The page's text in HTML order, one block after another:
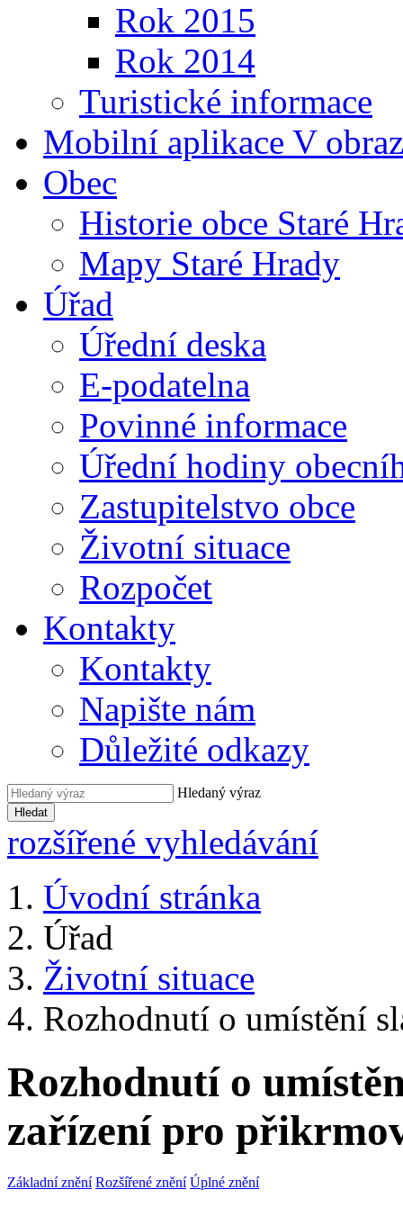
Rok 2015
Rok 2014
Turistické informace
Mobilní aplikace V
Obec
Historie obce Staré
Mapy Staré Hrady
Úřad
Úřední deska
E-podatelna
Povinné informace
Úřední hodiny
Zastupitelstvo obce
Životní situace
Rozpočet
Kontakty
Kontakty
Napište nám
Důležité odkazy
Hledaný výraz
Hledat
rozšířené vyhledávání
Úvodní stránka
Úřad
Životní situace
Rozhodnutí o umístění
Rozhodnutí o
zařízení pro
Základní znění Rozšířené znění Úplné znění